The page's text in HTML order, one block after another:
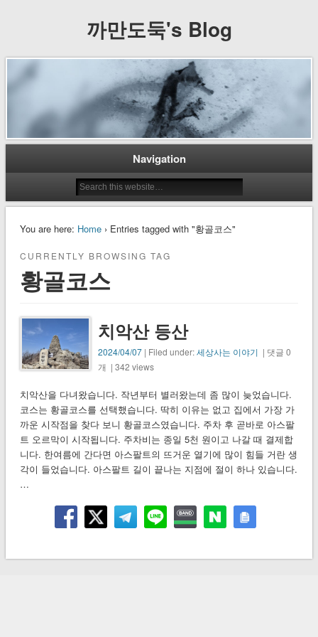
까만도둑's Blog
Navigation
You are here: Home› Entries tagged with "황골코스"
CURRENTLY BROWSING TAG
황골코스
치악산 등산
2024/04/07 | Filed under:세상사는 이야기 | 댓글 0
개 | 342 views
치악산을 다녀왔습니다. 작년부터 별러왔는데 좀 많이 늦었습니다.
코스는 황골코스를 선택했습니다. 딱히 이유는 없고 집에서 가장 가
까운 시작점을 찾다 보니 황골코스였습니다. 주차 후 곧바로 아스팔
트 오르막이 시작됩니다. 주차비는 종일 5천 원이고 나갈 때 결제합
니다. 한여름에 간다면 아스팔트의 뜨거운 열기에 많이 힘들 거란 생
각이 들었습니다. 아스팔트 길이 끝나는 지점에 절이 하나 있습니다.
…